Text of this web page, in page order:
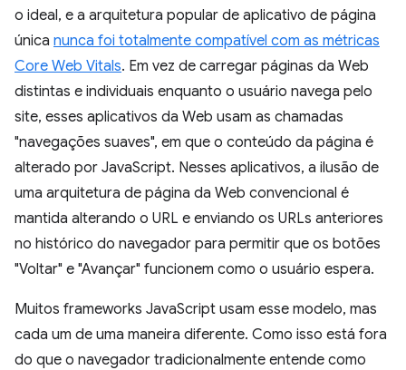
o ideal, e a arquitetura popular de aplicativo de página
única nunca foi totalmente compatível com as métricas
Core Web Vitals. Em vez de carregar páginas da Web
distintas e individuais enquanto o usuário navega pelo
site, esses aplicativos da Web usam as chamadas
"navegações suaves", em que o conteúdo da página é
alterado por JavaScript. Nesses aplicativos, a ilusão de
uma arquitetura de página da Web convencional é
mantida alterando o URL e enviando os URLs anteriores
no histórico do navegador para permitir que os botões
"Voltar" e "Avançar" funcionem como o usuário espera.
Muitos frameworks JavaScript usam esse modelo, mas
cada um de uma maneira diferente. Como isso está fora
do que o navegador tradicionalmente entende como